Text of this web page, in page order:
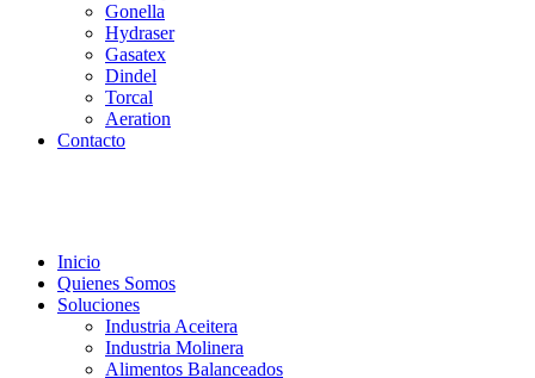
Gonella
Hydraser
Gasatex
Dindel
Torcal
Aeration
Contacto
Inicio
Quienes Somos
Soluciones
Industria Aceitera
Industria Molinera
Alimentos Balanceados